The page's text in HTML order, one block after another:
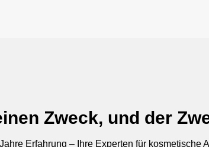
Zweck, und der
Erfahrung – Ihre Experten für kosmetische